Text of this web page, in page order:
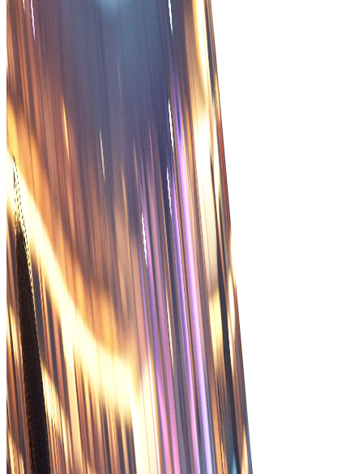
งานมือและเพิ่มประสิทธิภาพ
ติดตามแบบเรียลไทม์
ตรวจสอบสถานะคำสั่งแบบเรียลไทม์เพื่อให้เวลาจัดส่งแม่นยำ
และแก้ปัญหาได้ทันที
ความแม่นยำดีขึ้น
ลดข้อผิดพลาดด้วยการป้อนและประมวลผลคำสั่งอัตโนมัติ
ทำให้การเติมคำสั่งแม่นยำขึ้น